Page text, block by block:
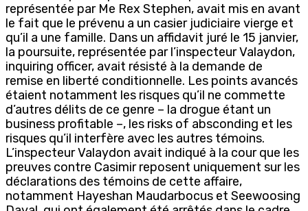
représentée par Me Rex Stephen, avait mis en avant
le fait que le prévenu a un casier judiciaire vierge et
qu’il a une famille. Dans un affidavit juré le 15 janvier,
la poursuite, représentée par l’inspecteur Valaydon,
inquiring officer, avait résisté à la demande de
remise en liberté conditionnelle. Les points avancés
étaient notamment les risques qu’il ne commette
d’autres délits de ce genre – la drogue étant un
business profitable –, les risks of absconding et les
risques qu’il interfère avec les autres témoins.
L’inspecteur Valaydon avait indiqué à la cour que les
preuves contre Casimir reposent uniquement sur les
déclarations des témoins de cette affaire,
notamment Hayeshan Maudarbocus et Seewoosing